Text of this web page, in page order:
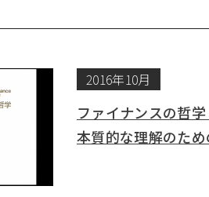
2016年10月
ファイナンスの哲
本質的な理解のた